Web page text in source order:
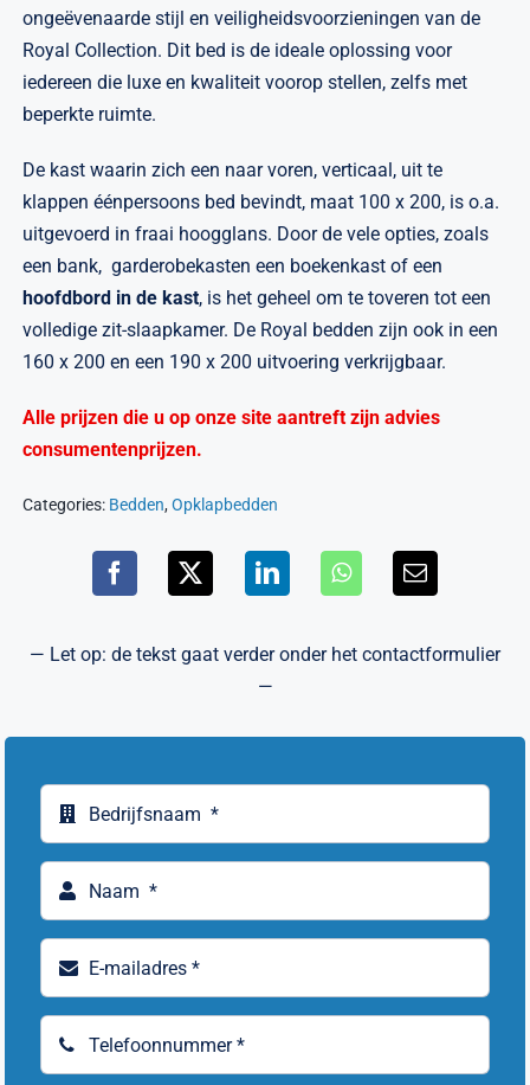
ongeëvenaarde stijl en veiligheidsvoorzieningen van de
Royal Collection. Dit bed is de ideale oplossing voor
iedereen die luxe en kwaliteit voorop stellen, zelfs met
beperkte ruimte.
De kast waarin zich een naar voren, verticaal, uit te
klappen éénpersoons bed bevindt, maat 100 x 200, is o.a.
uitgevoerd in fraai hoogglans. Door de vele opties, zoals
een bank, garderobekasten een boekenkast of een
hoofdbord in de kast, is het geheel om te toveren tot een
volledige zit-slaapkamer. De Royal bedden zijn ook in een
160 x 200 en een 190 x 200 uitvoering verkrijgbaar.
Alle prijzen die u op onze site aantreft zijn advies
consumentenprijzen.
Categories: Bedden,Opklapbedden
— Let op: de tekst gaat verder onder het contactformulier
—